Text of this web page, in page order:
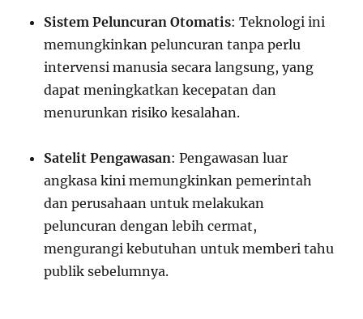
Sistem Peluncuran Otomatis: Teknologi ini
memungkinkan peluncuran tanpa perlu
intervensi manusia secara langsung, yang
dapat meningkatkan kecepatan dan
menurunkan risiko kesalahan.
Satelit Pengawasan: Pengawasan luar
angkasa kini memungkinkan pemerintah
dan perusahaan untuk melakukan
peluncuran dengan lebih cermat,
mengurangi kebutuhan untuk memberi tahu
publik sebelumnya.